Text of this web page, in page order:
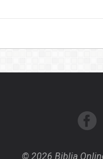
© 2026 Biblia